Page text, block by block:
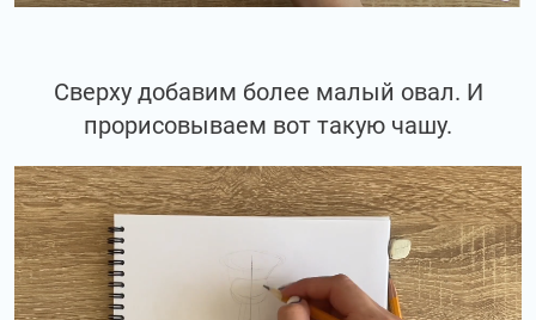
Сверху добавим более малый овал. И
прорисовываем вот такую чашу.